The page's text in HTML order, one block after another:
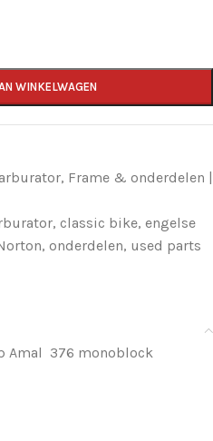
WINKELWAGEN
, Frame & onderdelen |
, classic bike, engelse
, onderdelen, used parts
Amal 376 monoblock